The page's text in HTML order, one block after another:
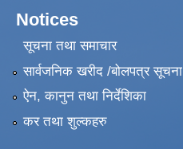
Notices
सूचना तथा समाचार
सार्वजनिक खरीद /बोलपत्र सूचना
ऐन, कानुन तथा निर्देशिका
कर तथा शुल्कहरु